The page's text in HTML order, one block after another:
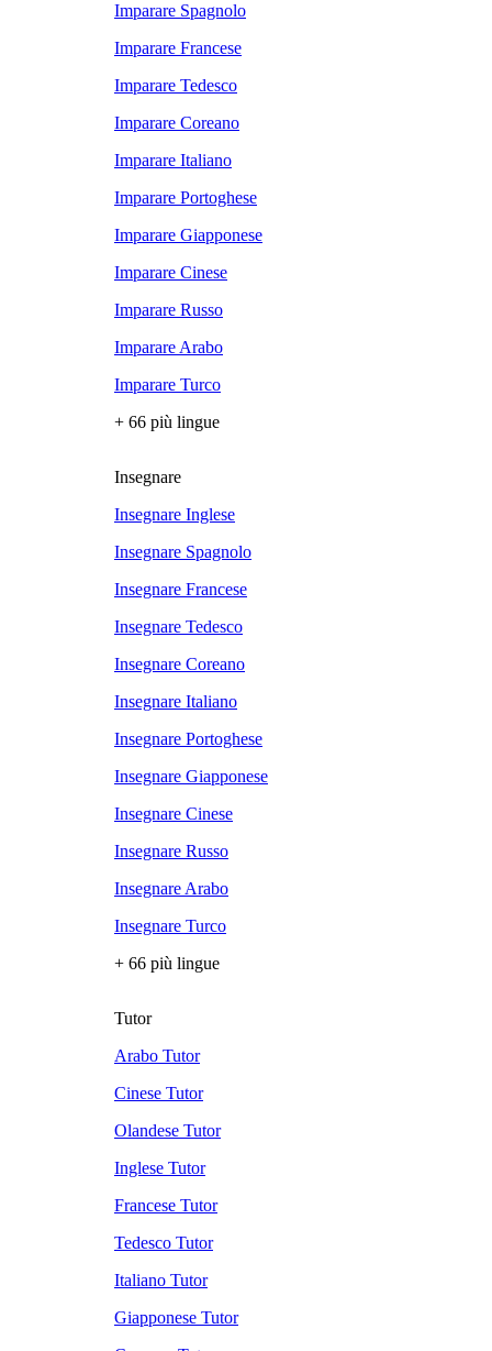
Imparare Spagnolo
Imparare Francese
Imparare Tedesco
Imparare Coreano
Imparare Italiano
Imparare Portoghese
Imparare Giapponese
Imparare Cinese
Imparare Russo
Imparare Arabo
Imparare Turco
+ 66 più lingue
Insegnare
Insegnare Inglese
Insegnare Spagnolo
Insegnare Francese
Insegnare Tedesco
Insegnare Coreano
Insegnare Italiano
Insegnare Portoghese
Insegnare Giapponese
Insegnare Cinese
Insegnare Russo
Insegnare Arabo
Insegnare Turco
+ 66 più lingue
Tutor
Arabo Tutor
Cinese Tutor
Olandese Tutor
Inglese Tutor
Francese Tutor
Tedesco Tutor
Italiano Tutor
Giapponese Tutor